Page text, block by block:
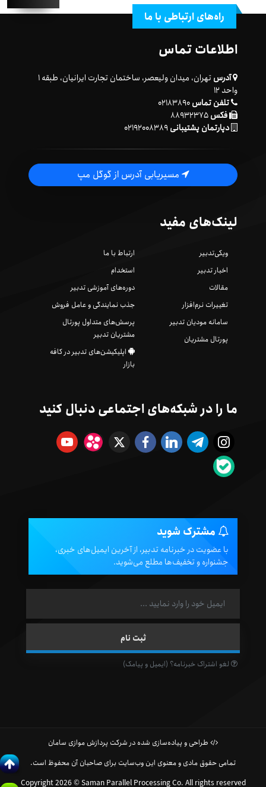
راه‌های ارتباطی با ما
اطلاعات تماس
آدرس
تهران، میدان ولیعصر، ساختمان تجارت ایرانیان، طبقه ۱
واحد ۱۲
تلفن تماس۰۲۱۸۳۸۹۰
فکس۸۸۹۳۲۳۷۵
دپارتمان پشتیبانی۰۲۱۹۲۰۰۸۳۸۹
مسیریابی آدرس از گوگل مپ
لینک‌های مفید
ویکی‌تدبیر
اخبار تدبیر
مقالات
تغییرات نرم‌افزار
سامانه مودیان تدبیر
پورتال مشتریان
ارتباط با ما
استخدام
دوره‌های آموزشی تدبیر
جذب نمایندگی و عامل فروش
پرسش‌های متداول پورتال
مشتریان تدبیر
اپلیکیشن‌های تدبیر در کافه
بازار
ما را در شبکه‌های اجتماعی دنبال کنید
مشترک شوید
با عضویت در خبرنامه تدبیر، از آخرین ایمیل‌های خبری،
جشنواره و تخفیف‌ها مطلع می‌شوید.
لغو اشتراک خبرنامه؟ (ایمیل و پیامک)
طراحی و پیاده‌سازی شده در شرکت پردازش موازی سامان
تمامی حقوق مادی و معنوی این وب‌سایت برای صاحبان آن محفوظ است.
Copyright 2026 © Saman Parallel Processing Co. All rights reserved